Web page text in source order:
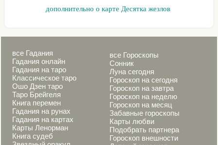
дополнительно о карте Десятка жезлов
все Гадания
Гадания онлайн
Гадания на таро
Классическое таро
Ошо Дзен таро
Таро Брейгеля
Книга перемен
Гадания на рунах
Гадания на картах
Карты Ленорман
Книга судеб
все Гороскопы
Сонник
Луна сегодня
Гороскоп на сегодня
Гороскоп на завтра
Гороскоп на неделю
Гороскоп на месяц
Забавные гороскопы
Карты любви
Подобрать партнера
Гороскоп внешности